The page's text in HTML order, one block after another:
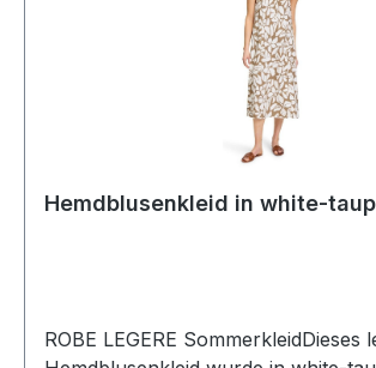
Hemdblusenkleid in white-
ROBE LEGERE SommerkleidDieses